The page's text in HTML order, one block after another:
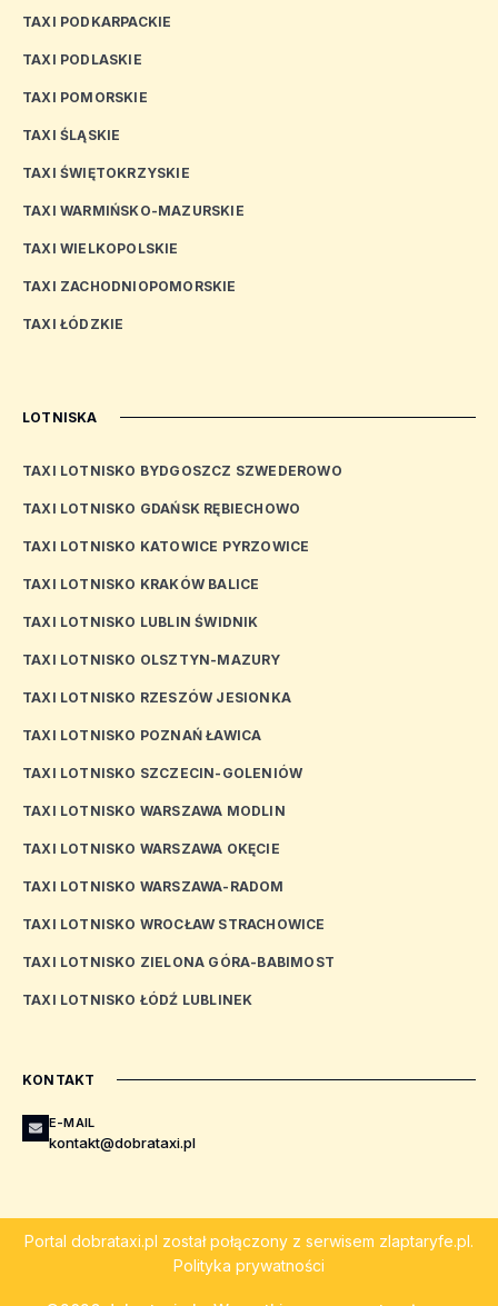
TAXI PODKARPACKIE
TAXI PODLASKIE
TAXI POMORSKIE
TAXI ŚLĄSKIE
TAXI ŚWIĘTOKRZYSKIE
TAXI WARMIŃSKO-MAZURSKIE
TAXI WIELKOPOLSKIE
TAXI ZACHODNIOPOMORSKIE
TAXI ŁÓDZKIE
LOTNISKA
TAXI LOTNISKO BYDGOSZCZ SZWEDEROWO
TAXI LOTNISKO GDAŃSK RĘBIECHOWO
TAXI LOTNISKO KATOWICE PYRZOWICE
TAXI LOTNISKO KRAKÓW BALICE
TAXI LOTNISKO LUBLIN ŚWIDNIK
TAXI LOTNISKO OLSZTYN-MAZURY
TAXI LOTNISKO RZESZÓW JESIONKA
TAXI LOTNISKO POZNAŃ ŁAWICA
TAXI LOTNISKO SZCZECIN-GOLENIÓW
TAXI LOTNISKO WARSZAWA MODLIN
TAXI LOTNISKO WARSZAWA OKĘCIE
TAXI LOTNISKO WARSZAWA-RADOM
TAXI LOTNISKO WROCŁAW STRACHOWICE
TAXI LOTNISKO ZIELONA GÓRA-BABIMOST
TAXI LOTNISKO ŁÓDŹ LUBLINEK
KONTAKT
E-MAIL
kontakt@dobrataxi.pl
Portal dobrataxi.pl został połączony z serwisem zlaptaryfe.pl.
Polityka prywatności